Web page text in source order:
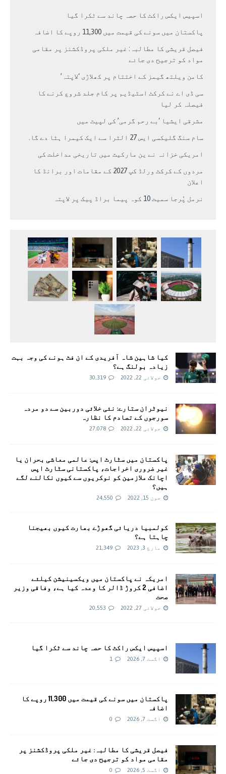
اسپیس ایکس راکٹ کا حصہ چاند سے ٹکرا گیا
پاکستان میں سونے کی قیمت میں 11,300 روپے کا اضافہ
فیصل قریشی کا مطالبہ: غیر ملکی پروڈکشنز پر مقامی
مواد کو ترجیح دی جائے
کامن ویلتھ گیمز کے اختتام پر کھلاڑی ‘لاپتہ’
سی ڈی اے نے کرکٹ اسٹیڈیم پر کام جلد شروع کرنے کا
فیصلہ کر لیا
مشرقی ایشیا ‘بے رحم گرمی’ کی لپیٹ میں
سام سنگ گلیکسی ایس 27 الٹرا سے ایک کیمرا ہٹا دے گا.
امریکی خزانہ نے ین مارکیٹ میں تاریخی مداخلت کی
مردوں کے کرکٹ ورلڈ کپ 2027 کے مقامات اور برانڈ کا
اعلان
نرمل پُرجا سمیت 10 کوہ پیما براڈ پیک پر لاپتہ
کیا شاہین شاہ آفریدی کے ان فٹ ہونے کی وجہ بہت
زیادہ بولنگ ہے؟
جولائی 22, 2022 30,319
نیوٹران ستارے: نئی خلائی دوربین سے دو مردہ
سورجوں کے تصادم کا نظارہ
جولائی 22, 2022 27,078
پاکستان میں سٹارٹ اپس: عالمی معاشی بحران یا
غیر ضروری اخراجات، پاکستانی سٹارٹ اپس
اچانک ملازمین کو نوکریوں سے کیوں نکالنے لگے
ہیں؟
جون 15, 2022 24,550
کولمبیا دریائی گھوڑے بھارت کیوں بھیجنا
چاہتا ہے؟
مارچ 3, 2023 21,349
امريکہ نے پاکستان میں ویکسینیشن کیلئے
اضافی 2 کروڑ ڈالر کا وعدہ کیا ہے، وفاقی وزیر
صحت
جولائی 27, 2022 20,553
اسپیس ایکس راکٹ کا حصہ چاند سے ٹکرا گیا
اگست 7, 2026 1
پاکستان میں سونے کی قیمت میں 11,300 روپے کا
اضافہ
اگست 7, 2026 0
فیصل قریشی کا مطالبہ: غیر ملکی پروڈکشنز پر
مقامی مواد کو ترجیح دی جائے
اگست 5, 2026 0